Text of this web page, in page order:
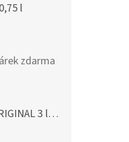
l
hvězdiček.
zdarma
hvězdiček.
Tvrdý voskový olej ORIGINAL 3 l mat 3062
hvězdiček.